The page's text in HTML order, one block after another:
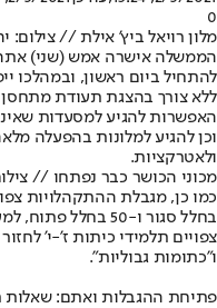
0
מלון רויאל ביץ' אילת // צילום:
הממשלה אישרה אמש (שני) את
להתחיל ביום ראשון, ובמהלכו
ללא צורך בהצגת תעודת מתחסן
האפשרות להגיע למסעדות
וכן להגיע למלונות בהפעלה
ולאטרקציות.
מכוני הכושר כבר נפתחו //
בחלל סגור ו-50 בחלל פתוח, למעט
צפויים תלמידי כיתות ז'-י'
ו"כתומות גבוליות".
פתיחת ההגבלות ואתם: שאלות